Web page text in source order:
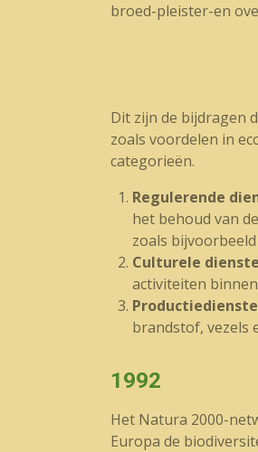
broed-pleister-en
Dit zijn de bijdragen
zoals voordelen in
categorieën.
Regulerende
het behoud van
zoals
Culturele
activiteiten
brandstof, vezels
1992
Het Natura 2000-
Europa de